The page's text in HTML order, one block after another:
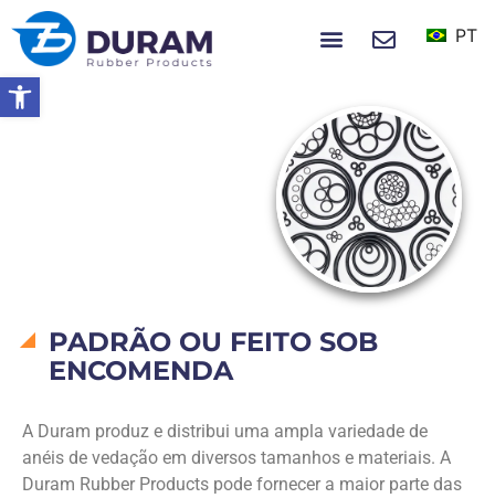
Abrir a barra de ferramentas
PT
PADRÃO OU FEITO SOB
ENCOMENDA
A Duram produz e distribui uma ampla variedade de
anéis de vedação em diversos tamanhos e materiais. A
Duram Rubber Products pode fornecer a maior parte das